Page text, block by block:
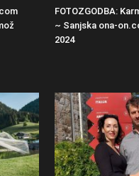
FOTOZGODBA:
~ Sanjska ona-
2024